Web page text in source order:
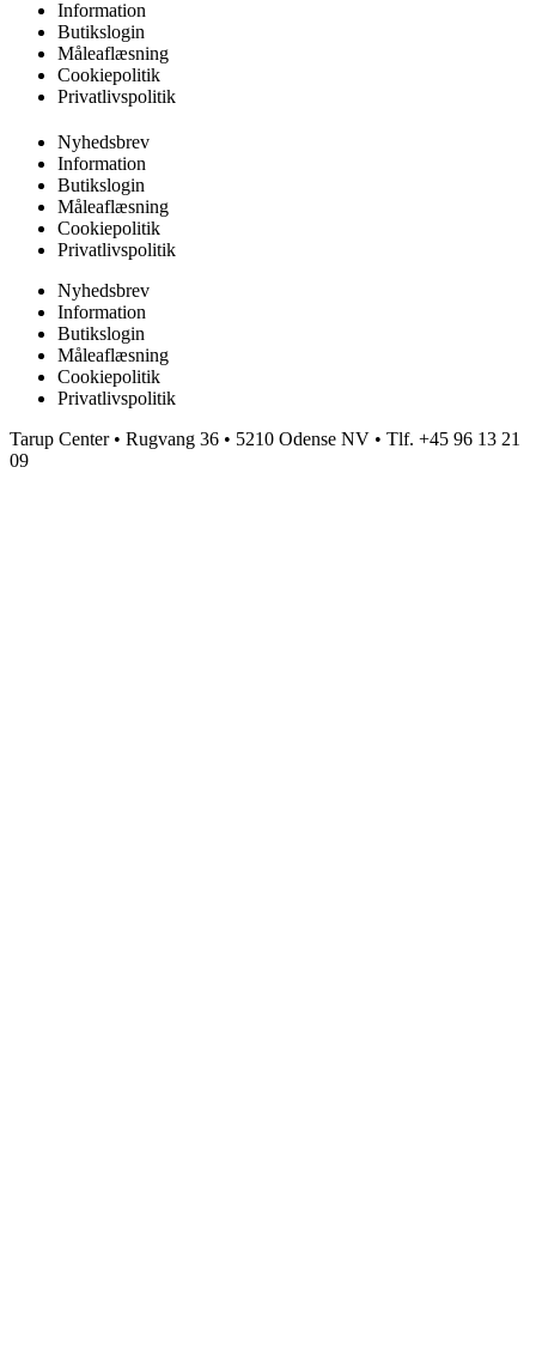
Information
Butikslogin
Måleaflæsning
Cookiepolitik
Privatlivspolitik
Nyhedsbrev
Information
Butikslogin
Måleaflæsning
Cookiepolitik
Privatlivspolitik
Nyhedsbrev
Information
Butikslogin
Måleaflæsning
Cookiepolitik
Privatlivspolitik
Tarup Center • Rugvang 36 • 5210 Odense NV • Tlf. +45 96 13 21
09